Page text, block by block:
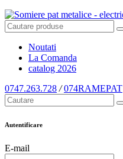
Noutati
La Comanda
catalog 2026
0747.263.728 / 074RAMEPAT
Autentificare
E-mail